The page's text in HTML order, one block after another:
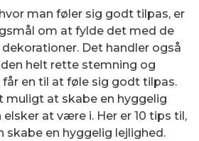
man føler sig godt tilpas, er
om at fylde det med de
Det handler også
helt rette stemning og
en til at føle sig godt tilpas.
muligt at skabe en hyggelig
elsker at være i. Her er 10 tips til,
skabe en hyggelig lejlighed.